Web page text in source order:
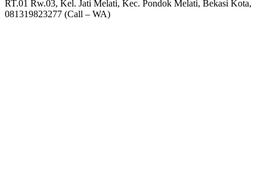
RT.01 Rw.03, Kel. Jati Melati, Kec. Pondok Melati, Bekasi Kota,
081319823277 (Call – WA)